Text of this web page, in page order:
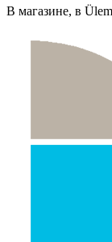
В магазине, в